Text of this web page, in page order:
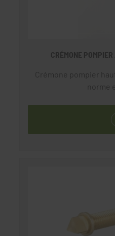
CRÉMONE
Crémone pompier haut et bas
norme